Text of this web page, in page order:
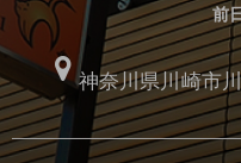
前
神奈川県川崎市